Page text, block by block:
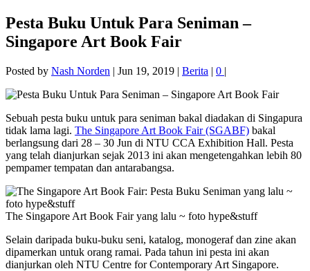
Pesta Buku Untuk Para Seniman –
Singapore Art Book Fair
Posted by Nash Norden | Jun 19, 2019 | Berita | 0 |
Sebuah pesta buku untuk para seniman bakal diadakan di Singapura
tidak lama lagi. The Singapore Art Book Fair (SGABF) bakal
berlangsung dari 28 – 30 Jun di NTU CCA Exhibition Hall. Pesta
yang telah dianjurkan sejak 2013 ini akan mengetengahkan lebih 80
pempamer tempatan dan antarabangsa.
The Singapore Art Book Fair yang lalu ~ foto hype&stuff
Selain daripada buku-buku seni, katalog, monogeraf dan zine akan
dipamerkan untuk orang ramai. Pada tahun ini pesta ini akan
dianjurkan oleh NTU Centre for Contemporary Art Singapore.